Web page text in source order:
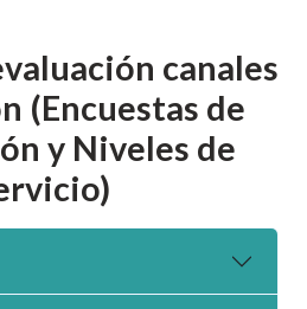
canales
(Encuestas de
y Niveles de